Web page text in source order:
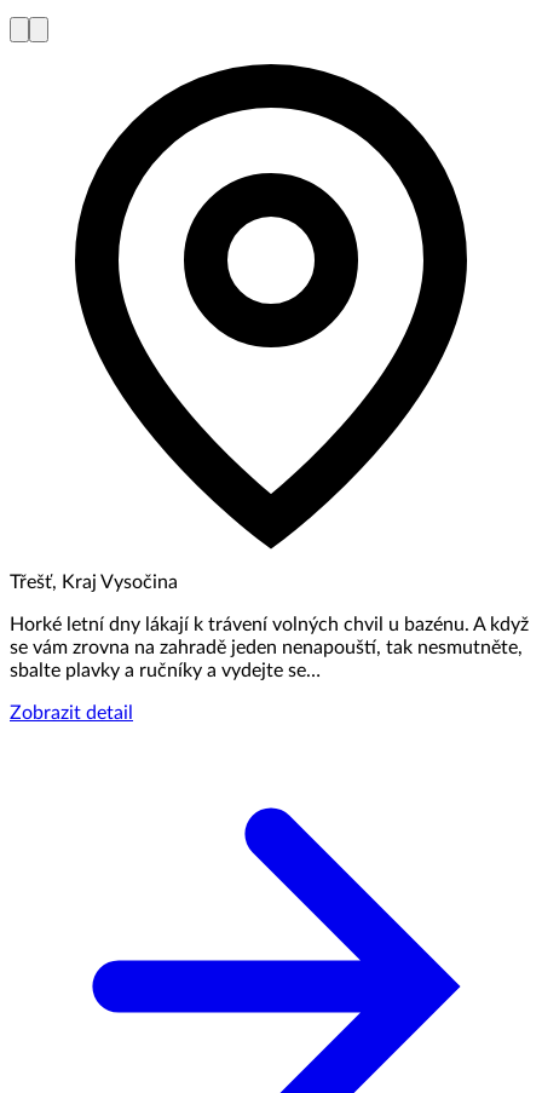
Třešť, Kraj Vysočina
Horké letní dny lákají k trávení volných chvil u bazénu. A když
se vám zrovna na zahradě jeden nenapouští, tak nesmutněte,
sbalte plavky a ručníky a vydejte se…
Zobrazit detail